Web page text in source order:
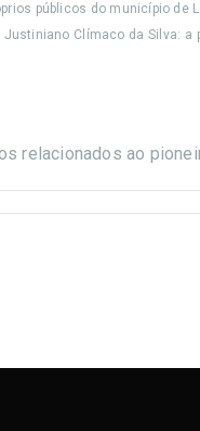
públicos do município
Clímaco da Silva:
relacionados ao